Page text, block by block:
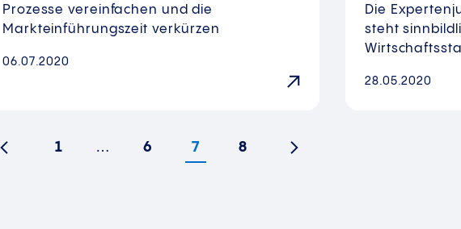
Prozesse vereinfachen und die
Markteinführungszeit verkürzen
06.07.2020
Die
steht
28.05.2020
Vorherige
1 … 6 7 8 Nächste